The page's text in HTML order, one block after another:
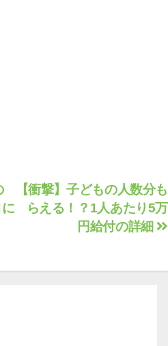
【衝撃】子どもの人数分も
らえる！？1人あたり5万
円給付の詳細